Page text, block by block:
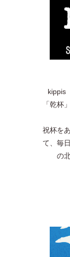
kippis
「乾杯
祝杯を
て、毎
の